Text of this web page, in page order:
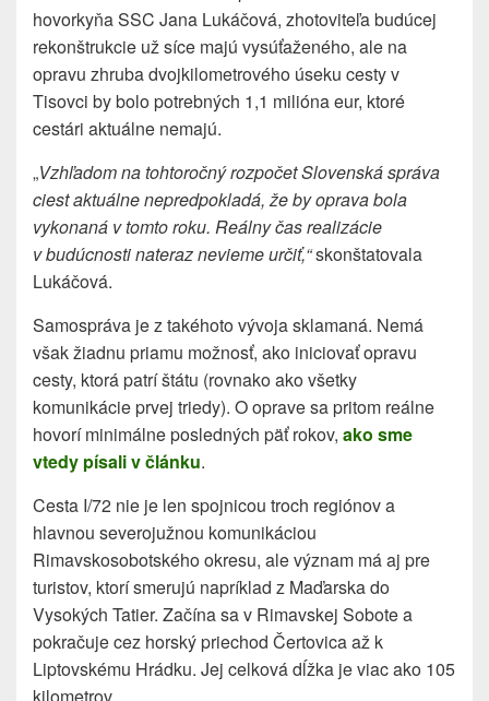
hovorkyňa SSC Jana Lukáčová, zhotoviteľa budúcej
rekonštrukcie už síce majú vysúťaženého, ale na
opravu zhruba dvojkilometrového úseku cesty v
Tisovci by bolo potrebných 1,1 milióna eur, ktoré
cestári aktuálne nemajú.
„Vzhľadom na tohtoročný rozpočet Slovenská správa
ciest aktuálne nepredpokladá, že by oprava bola
vykonaná v tomto roku. Reálny čas realizácie
v budúcnosti nateraz nevieme určiť,“skonštatovala
Lukáčová.
Samospráva je z takéhoto vývoja sklamaná. Nemá
však žiadnu priamu možnosť, ako iniciovať opravu
cesty, ktorá patrí štátu (rovnako ako všetky
komunikácie prvej triedy). O oprave sa pritom reálne
hovorí minimálne posledných päť rokov, ako sme
vtedy písali v článku.
Cesta I/72 nie je len spojnicou troch regiónov a
hlavnou severojužnou komunikáciou
Rimavskosobotského okresu, ale význam má aj pre
turistov, ktorí smerujú napríklad z Maďarska do
Vysokých Tatier. Začína sa v Rimavskej Sobote a
pokračuje cez horský priechod Čertovica až k
Liptovskému Hrádku. Jej celková dĺžka je viac ako 105